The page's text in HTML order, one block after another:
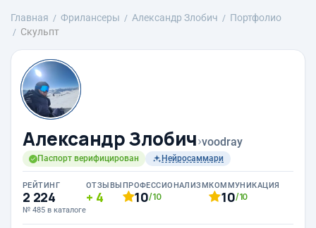
Главная Фрилансеры Александр Злобич
Портфолио
Скульпт
Александр Злобич›voodray
Паспорт верифицирован Нейросаммари
РЕЙТИНГ
2 224
№ 485 в каталоге
ОТЗЫВЫ
4
ПРОФЕССИОНАЛИЗМ
10/10
КОММУНИКАЦИЯ
10/10